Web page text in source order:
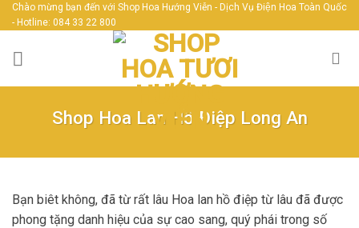
Skip
to
content
Chào mừng bạn đến với Shop Hoa Hướng Viễn - Dịch Vụ Điện Hoa Toàn Quốc
- Hotline: 084 33 22 800
Shop Hoa Lan Hồ Điệp Long An
Bạn biêt không, đã từ rất lâu Hoa lan hồ điệp từ lâu đã được
phong tặng danh hiệu của sự cao sang, quý phái trong số